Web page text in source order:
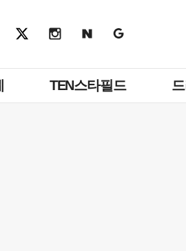
TEN스타필드